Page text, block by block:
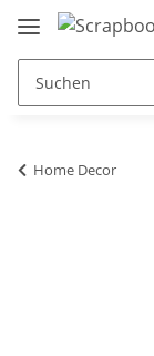
Home Decor